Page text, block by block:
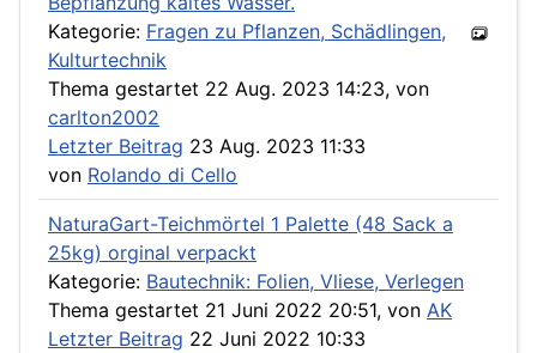
Kategorie: Fragen zu Pflanzen, Schädlingen,
Kulturtechnik
Thema gestartet 22 Aug. 2023 14:23, von
carlton2002
Letzter Beitrag 23 Aug. 2023 11:33
von Rolando di Cello
NaturaGart-Teichmörtel 1 Palette (48 Sack a
25kg) orginal verpackt
Kategorie: Bautechnik: Folien, Vliese, Verlegen
Thema gestartet 21 Juni 2022 20:51, von AK
Letzter Beitrag 22 Juni 2022 10:33